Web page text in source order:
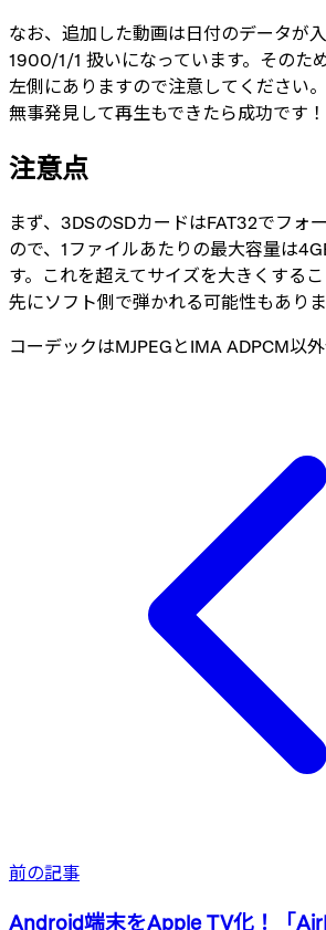
なお、追加した動画は日付のデータが
1900/1/1 扱いになっています。そのた
左側にありますので注意してください。
無事発見して再生もできたら成功です！
注意点
まず、3DSのSDカードはFAT32でフォ
ので、1ファイルあたりの最大容量は
す。これを超えてサイズを大きくするこ
先にソフト側で弾かれる可能性もありま
コーデックはMJPEGとIMA ADPCM以
前の記事
Android端末をApple TV化！「